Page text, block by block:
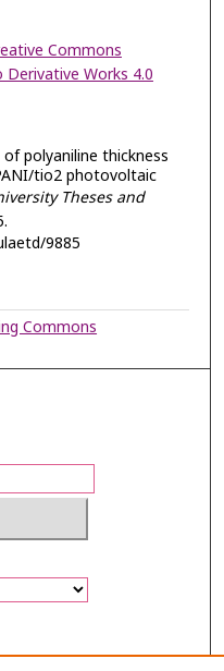
Commons
Works 4.0
polyaniline thickness
tio2 photovoltaic
Theses and
9885
Commons